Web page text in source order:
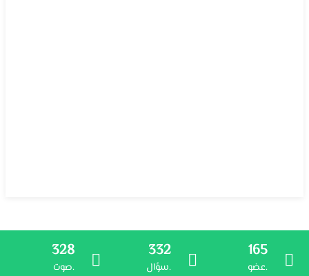
165
عضو.
332
سؤال.
328
صوت.